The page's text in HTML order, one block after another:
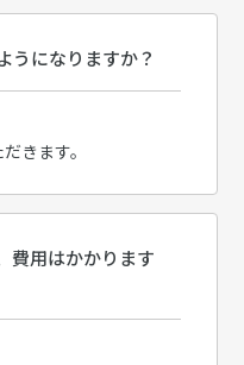
うになりますか？
きます。
費用はかかります